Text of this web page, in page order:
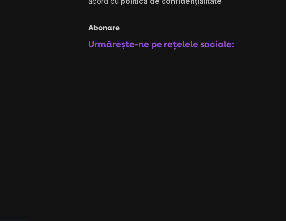
Abonare
Urmărește-ne pe rețelele sociale: